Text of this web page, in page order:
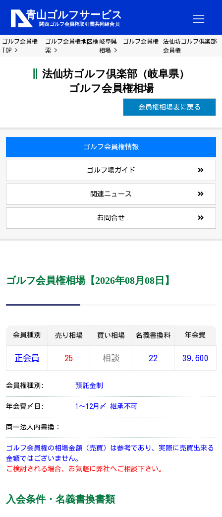
ゴルフ会員権
TOP
ゴルフ会員権地区検
索
岐阜県 ゴルフ会員権
相場
法仙坊ゴルフ倶楽部
会員権
法仙坊ゴルフ倶楽部（岐阜県）
ゴルフ会員権相場
会員権相場表に戻る
ゴルフ会員権情報
ゴルフ場ガイド
関連ニュース
お問合せ
ゴルフ会員権相場【2026年08月08日】
会員種別 売り相場 買い相場 名義書換料 年会費
正会員 25 相談 22 39,600
会員権種別: 預託金制
年会費〆日: 1～12月〆 継承不可
同一法人内書換：
ゴルフ会員権の相場金額（売買）は参考であり、実際に売買出来る
金額ではございません。
ご検討される場合、お気軽に弊社へご相談下さい。
入会条件・名義書換書類